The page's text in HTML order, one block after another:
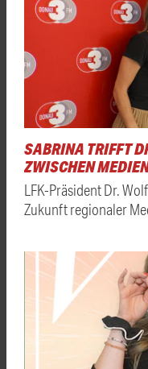
SABRINA TRIFFT
ZWISCHEN
LFK-Präsident Dr.
Zukunft regionaler